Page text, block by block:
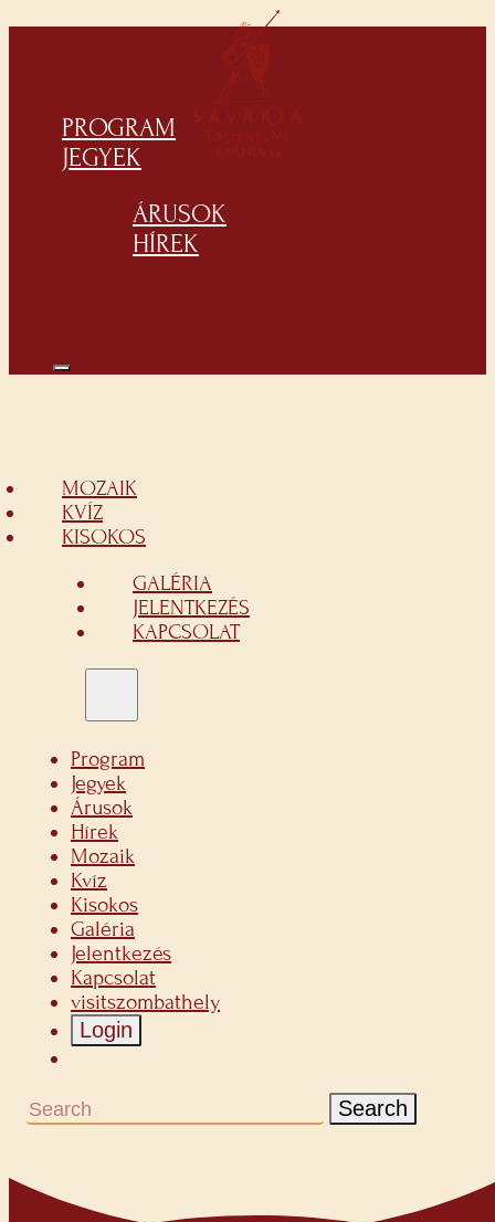
PROGRAM
JEGYEK
ÁRUSOK
HÍREK
MOZAIK
KVÍZ
KISOKOS
GALÉRIA
JELENTKEZÉS
KAPCSOLAT
Program
Jegyek
Árusok
Hírek
Mozaik
Kvíz
Kisokos
Galéria
Jelentkezés
Kapcsolat
visitszombathely
Login
Search